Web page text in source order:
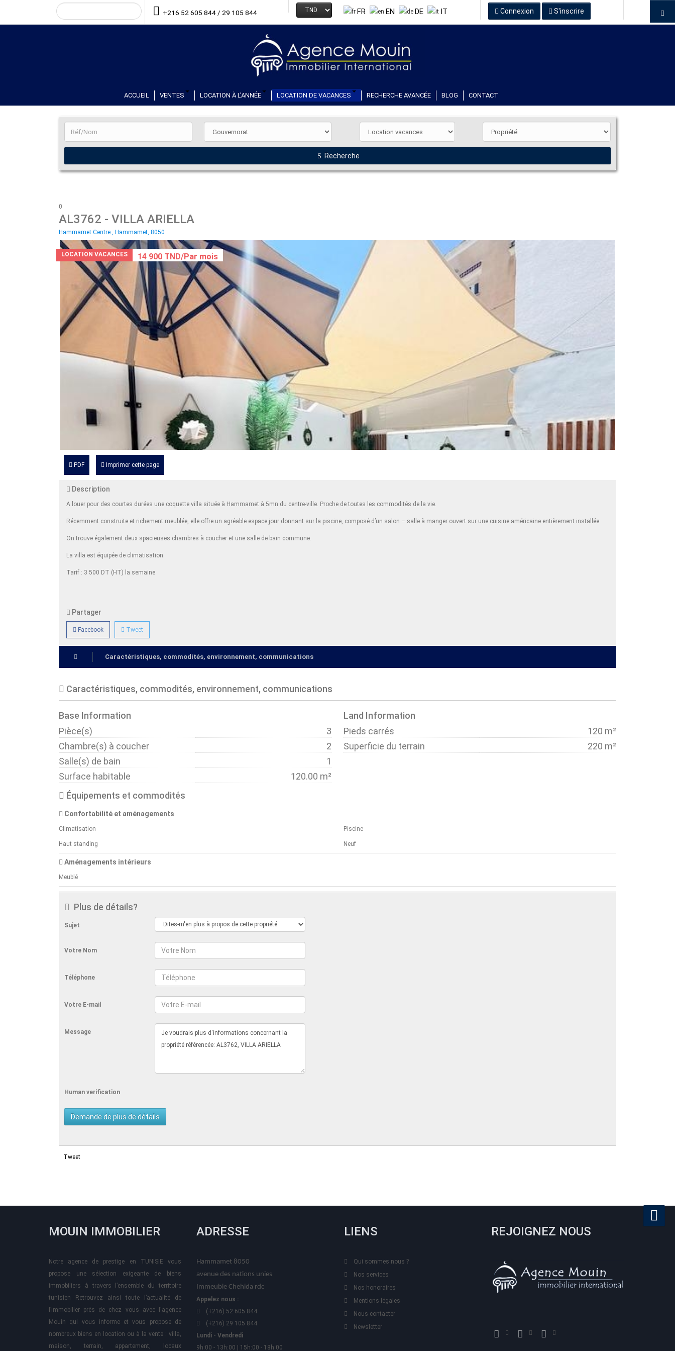
+216 52 605 844 / 29 105 844 FR EN DE IT Connexion S'inscrire
ACCUEIL VENTES LOCATION À L'ANNÉE LOCATION DE VACANCES RECHERCHE AVANCÉE BLOG CONTACT
Recherche
0
AL3762 - VILLA ARIELLA
Hammamet Centre , Hammamet, 8050
LOCATION VACANCES 14 900 TND/Par mois
PDF Imprimer cette page
Description
A louer pour des courtes durées une coquette villa située à Hammamet à 5mn du centre-ville. Proche de toutes les commodités de la vie.
Récemment construite et richement meublée, elle offre un agréable espace jour donnant sur la piscine, composé d’un salon – salle à manger ouvert sur une cuisine américaine entièrement installée.
On trouve également deux spacieuses chambres à coucher et une salle de bain commune.
La villa est équipée de climatisation.
Tarif : 3 500 DT (HT) la semaine
Partager
Facebook Tweet
Caractéristiques, commodités, environnement, communications
Caractéristiques, commodités, environnement, communications
Base Information
Pièce(s)
3
Chambre(s) à coucher
2
Salle(s) de bain
1
Surface habitable
120.00 m²
Land Information
Pieds carrés
120 m²
Superficie du terrain
220 m²
Équipements et commodités
Confortabilité et aménagements
Climatisation Piscine
Haut standing Neuf
Aménagements intérieurs
Meublé
Plus de détails?
Sujet
Votre Nom
Téléphone
Votre E-mail
Message
Human verification
Tweet
MOUIN IMMOBILIER
Notre agence de prestige en TUNISIE vous
propose une sélection exigeante de biens
immobiliers à travers l’ensemble du territoire
tunisien Retrouvez ainsi toute l’actualité de
l’immobilier près de chez vous avec l'agence
Mouin qui vous informe et vous propose de
nombreux biens en location ou à la vente : villa,
maison, terrain, appartement, locaux
ADRESSE
Hammamet 8050
avenue des nations unies
Immeuble Chehida rdc
Appelez nous :
(+216) 52 605 844
(+216) 29 105 844
Lundi - Vendredi
9h:00 - 13h:00 | 15h:00 - 18h:00
LIENS
Qui sommes nous ?
Nos services
Nos honoraires
Mentions légales
Nous contacter
Newsletter
REJOIGNEZ NOUS